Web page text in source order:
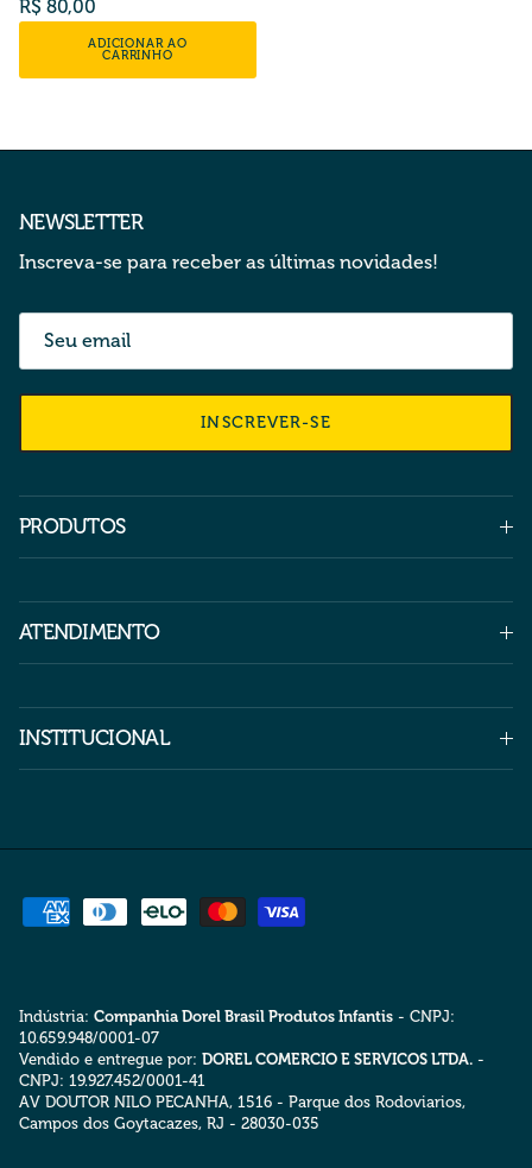
R$ 80,00
ADICIONAR AO
CARRINHO
NEWSLETTER
Inscreva-se para receber as últimas novidades!
INSCREVER-SE
PRODUTOS
ATENDIMENTO
INSTITUCIONAL
Indústria: Companhia Dorel Brasil Produtos Infantis - CNPJ:
10.659.948/0001-07
Vendido e entregue por: DOREL COMERCIO E SERVICOS LTDA. -
CNPJ: 19.927.452/0001-41
AV DOUTOR NILO PECANHA, 1516 - Parque dos Rodoviarios,
Campos dos Goytacazes, RJ - 28030-035